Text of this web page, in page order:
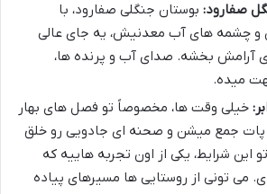
صفارود: بوستان جنگلی صفارود، با
و چشمه های آب معدنیش، یه جای عالی
آرامش بخشه. صدای آب و پرنده ها،
میده.
خیلی وقت ها، مخصوصاً تو فصل های بهار
پات جمع میشن و صحنه ای جادویی رو خلق
این شرایط، یکی از اون تجربه هاییه که
می تونی از روستایی ها مسیرهای پیاده